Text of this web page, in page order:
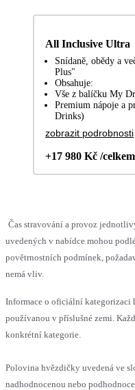
All Inclusive Ultra
Snídaně, obědy a
Plus"
Obsahuje:
Vše z balíčku My
Premium nápoje a
Drinks)
zobrazit podrobnosti
+17 980 Kč /celkem
Čas stravování a provoz
uvedených v nabídce mohou
povětrnostních podmínek,
nemá vliv.
Informace o oficiální kategorizaci
používanou v příslušné zemi.
konkrétní kategorie.
Polovina hvězdičky uvedená ve
nadhodnocenou nebo